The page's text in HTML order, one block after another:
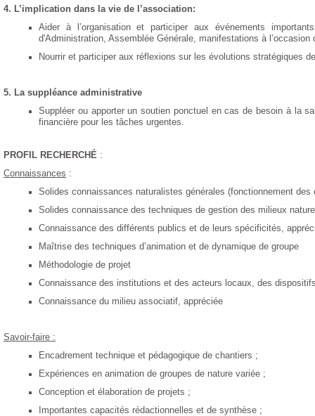
4. L’implication dans la vie de l’association:
Aider à l’organisation et participer aux événements
d'Administration, Assemblée Générale, manifestations à l’occasion
Nourrir et participer aux réflexions sur les évolutions stratégiques
5. La suppléance administrative
Suppléer ou apporter un soutien ponctuel en cas de besoin à la
financière pour les tâches urgentes.
PROFIL RECHERCHÉ :
Connaissances :
Solides connaissances naturalistes générales (fonctionnement
Solides connaissance des techniques de gestion des milieux
Connaissance des différents publics et de leurs spécificités,
Maîtrise des techniques d’animation et de dynamique de groupe
Méthodologie de projet
Connaissance des institutions et des acteurs locaux, des
Connaissance du milieu associatif, appréciée
Savoir-faire :
Encadrement technique et pédagogique de chantiers ;
Expériences en animation de groupes de nature variée ;
Conception et élaboration de projets ;
Importantes capacités rédactionnelles et de synthèse ;